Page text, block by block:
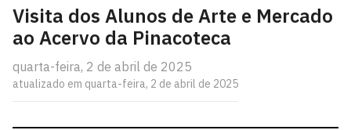
Visita dos Alunos de Arte e Mercado
ao Acervo da Pinacoteca
quarta-feira, 2 de abril de 2025
atualizado em quarta-feira, 2 de abril de 2025